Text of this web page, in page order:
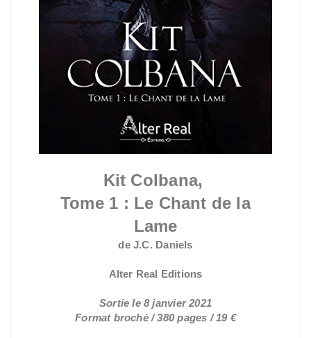
Kit Colbana,
Tome 1 : Le Chant de la
Lame
de J.C. Daniels
Alter Real Editions
Sortie le 8 janvier 2021
Format broché / 380 pages / 19 €